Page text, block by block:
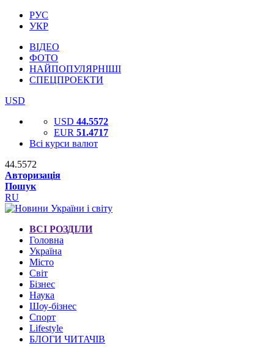
РУС
УКР
ВІДЕО
ФОТО
НАЙПОПУЛЯРНІШІ
СПЕЦПРОЕКТИ
USD
USD 44.5572
EUR 51.4717
Всі курси валют
44.5572
Авторизація
Пошук
RU
ВСІ РОЗДІЛИ
Головна
Україна
Місто
Світ
Бізнес
Наука
Шоу-бізнес
Спорт
Lifestyle
БЛОГИ ЧИТАЧІВ